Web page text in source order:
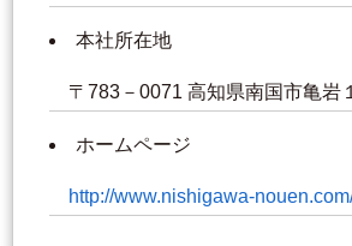
本社所在地
〒783－0071 高知県南国市亀岩
ホームページ
http://www.nishigawa-